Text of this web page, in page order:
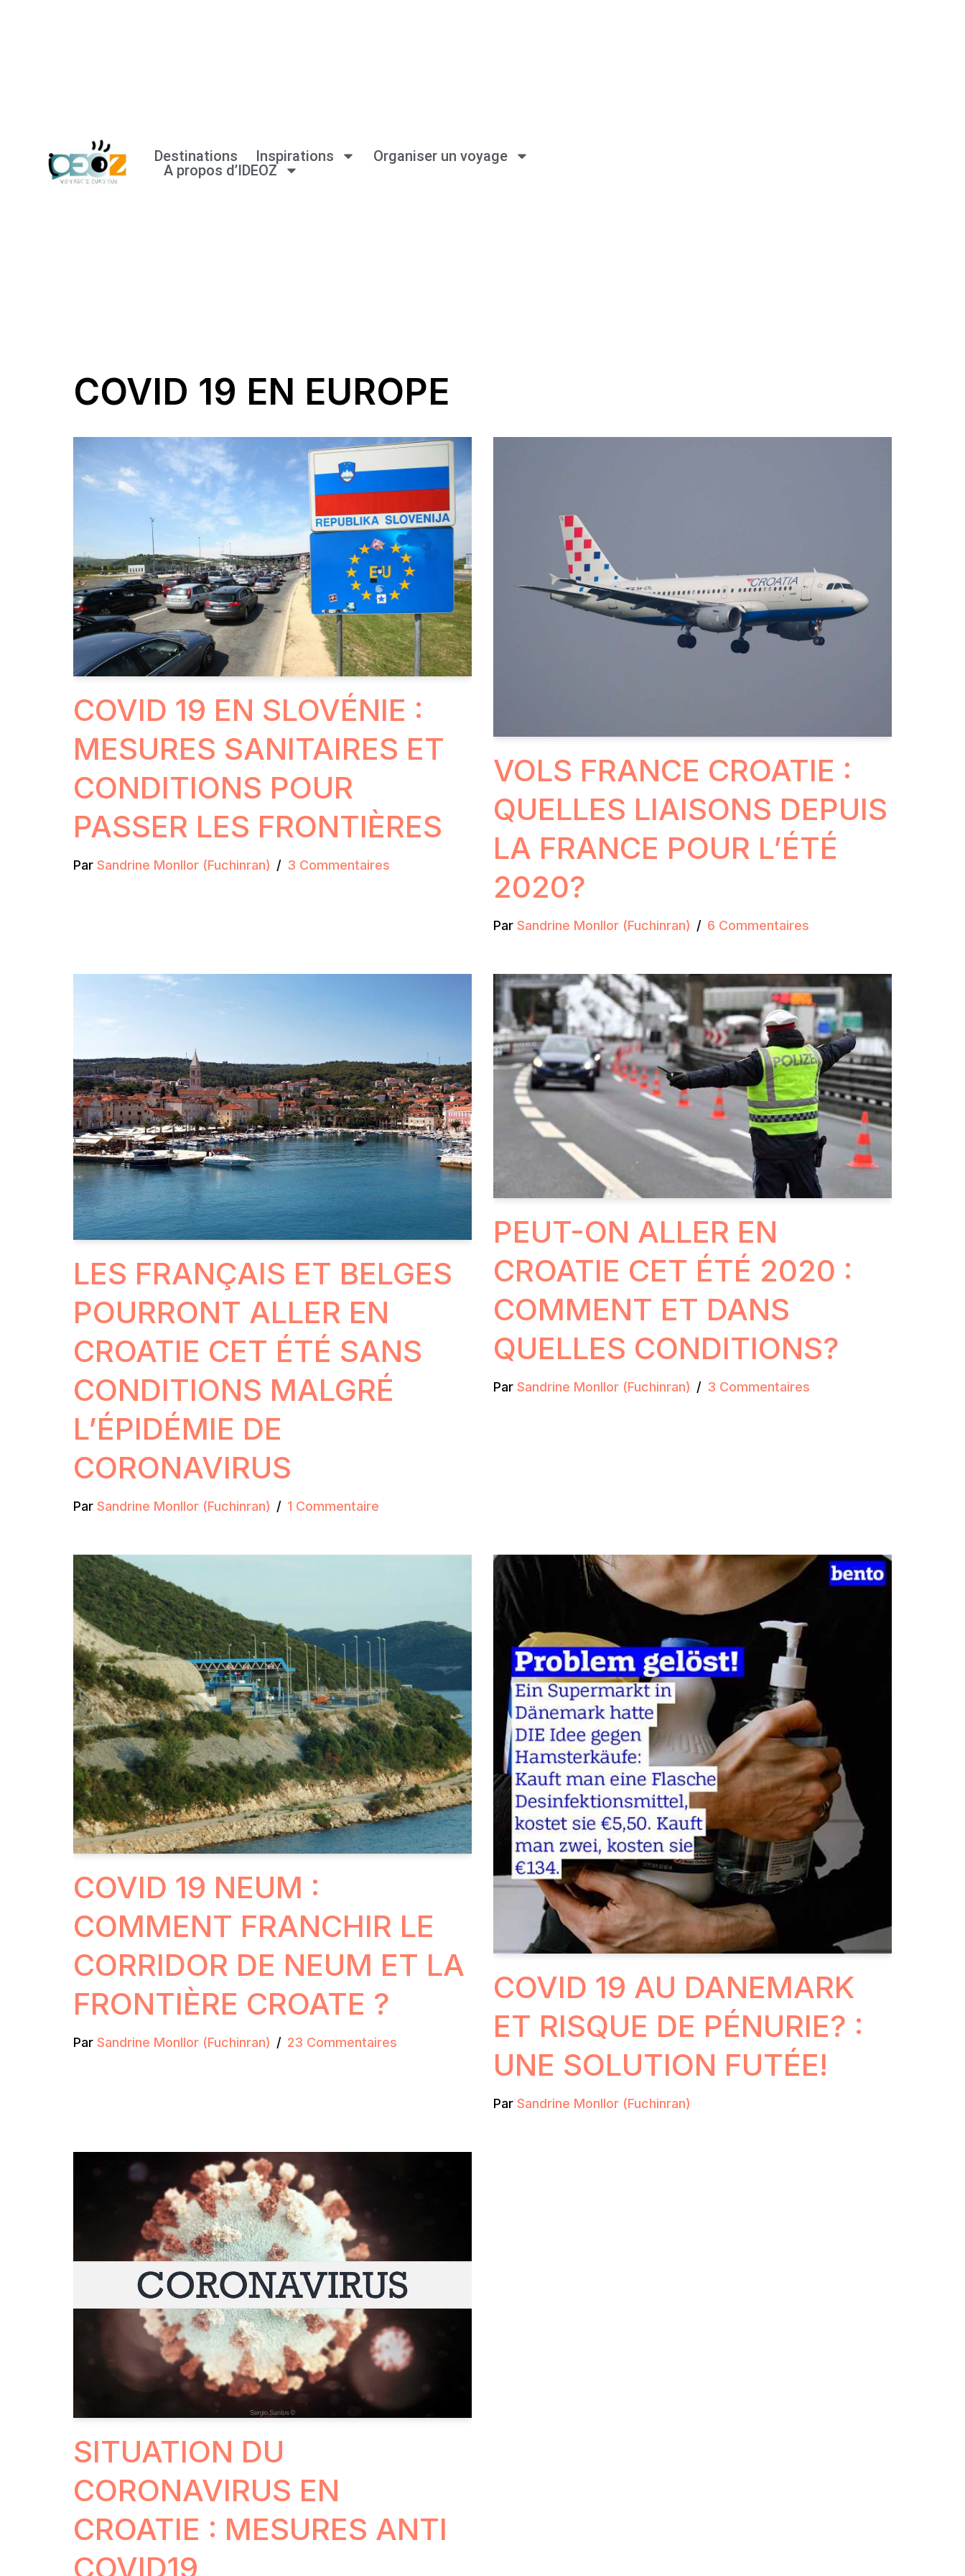
Destinations Inspirations
Organiser un voyage
A propos d’IDEOZ
COVID 19 EN EUROPE
COVID 19 EN SLOVÉNIE :
MESURES SANITAIRES ET
CONDITIONS POUR
PASSER LES FRONTIÈRES
Par Sandrine Monllor (Fuchinran) 3 Commentaires
VOLS FRANCE CROATIE :
QUELLES LIAISONS DEPUIS
LA FRANCE POUR L’ÉTÉ
2020?
Par Sandrine Monllor (Fuchinran) 6 Commentaires
LES FRANÇAIS ET BELGES
POURRONT ALLER EN
CROATIE CET ÉTÉ SANS
CONDITIONS MALGRÉ
L’ÉPIDÉMIE DE
CORONAVIRUS
Par Sandrine Monllor (Fuchinran) 1 Commentaire
PEUT-ON ALLER EN
CROATIE CET ÉTÉ 2020 :
COMMENT ET DANS
QUELLES CONDITIONS?
Par Sandrine Monllor (Fuchinran) 3 Commentaires
COVID 19 NEUM :
COMMENT FRANCHIR LE
CORRIDOR DE NEUM ET LA
FRONTIÈRE CROATE ?
Par Sandrine Monllor (Fuchinran) 23 Commentaires
COVID 19 AU DANEMARK
ET RISQUE DE PÉNURIE? :
UNE SOLUTION FUTÉE!
Par Sandrine Monllor (Fuchinran)
SITUATION DU
CORONAVIRUS EN
CROATIE : MESURES ANTI
COVID19